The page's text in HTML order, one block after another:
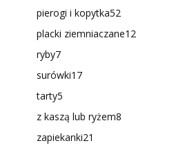
pierogi i kopytka52
placki ziemniaczane12
ryby7
surówki17
tarty5
z kaszą lub ryżem8
zapiekanki21